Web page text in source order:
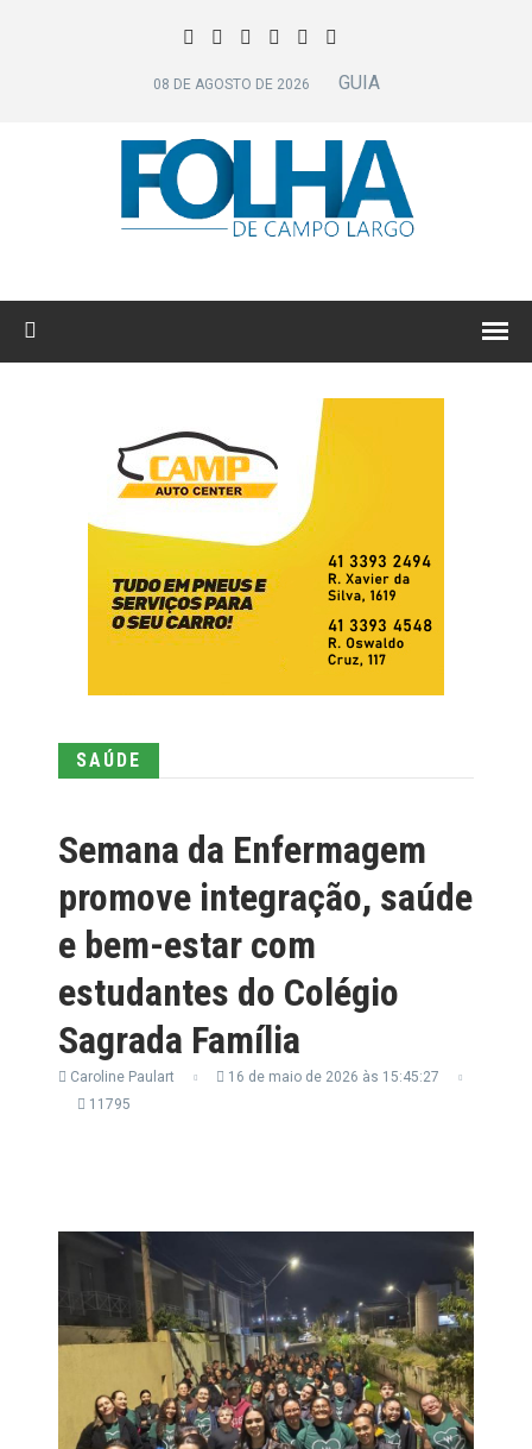
08 DE AGOSTO DE 2026 GUIA
SAÚDE
Semana da Enfermagem
promove integração, saúde
e bem-estar com
estudantes do Colégio
Sagrada Família
Caroline Paulart
16 de maio de 2026 às 15:45:27
11795